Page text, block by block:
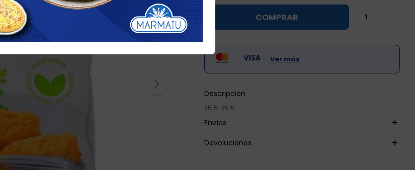
COMPRAR
Ver más
Descripción
2515-2515
Envíos
Devoluciones